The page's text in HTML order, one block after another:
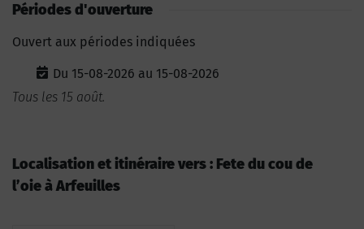
Périodes d'ouverture
Ouvert aux périodes indiquées
Du 15-08-2026 au 15-08-2026
Tous les 15 août.
Localisation et itinéraire vers : Fete du cou de
l’oie à Arfeuilles